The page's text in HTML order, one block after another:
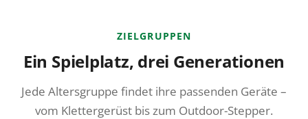
ZIELGRUPPEN
Ein Spielplatz, drei Generationen
Jede Altersgruppe findet ihre passenden Geräte –
vom Klettergerüst bis zum Outdoor-Stepper.